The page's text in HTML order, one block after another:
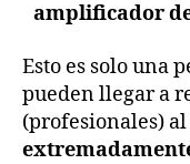
amplificador
Esto es solo una
pueden llegar a
(profesionales)